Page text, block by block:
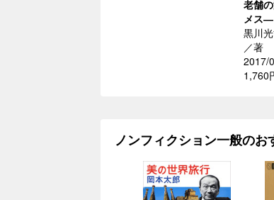
老舗
メス―
黒川
／著
2017/
1,760
ノンフィクション一般のお